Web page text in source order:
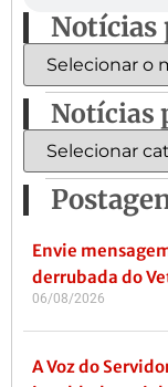
Notícias
Notícias
Envie
derrubada do
06/08/2026
A Voz do